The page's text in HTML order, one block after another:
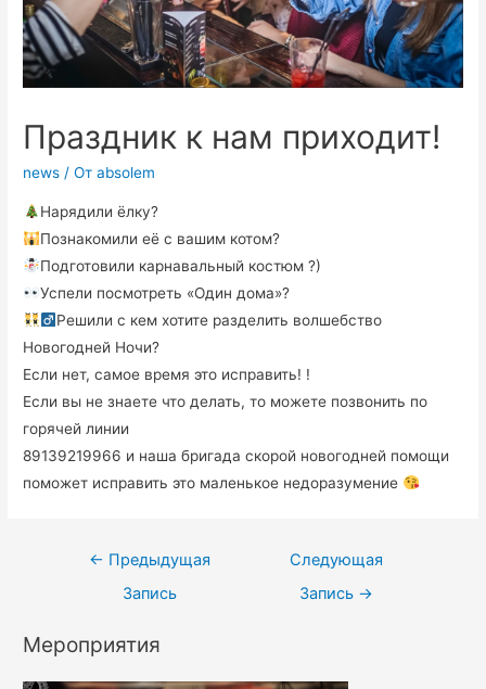
Праздник к нам приходит!
news / От absolem
Нарядили ёлку?
Познакомили её с вашим котом?
Подготовили карнавальный костюм ?)
Успели посмотреть «Один дома»?
Решили с кем хотите разделить волшебство
Новогодней Ночи?
Если нет, самое время это исправить! !
Если вы не знаете что делать, то можете позвонить по
горячей линии
89139219966 и наша бригада скорой новогодней помощи
поможет исправить это маленькое недоразумение
← Предыдущая
Запись
Следующая
Запись →
Мероприятия